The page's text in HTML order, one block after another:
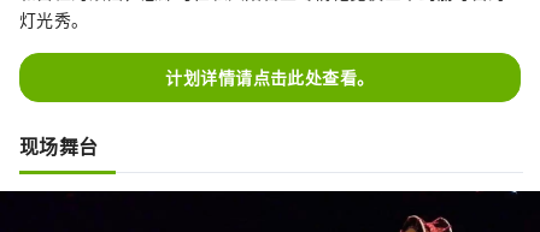
灯光秀。
计划详情请点击此处查看。
现场舞台